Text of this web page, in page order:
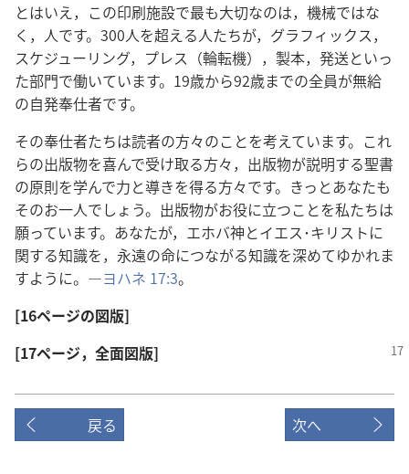
とはいえ，この印刷施設で最も大切なのは，機械ではな
く，人です。300人を超える人たちが，グラフィックス，
スケジューリング，プレス（輪転機），製本，発送といっ
た部門で働いています。19歳から92歳までの全員が無給
の自発奉仕者です。
その奉仕者たちは読者の方々のことを考えています。これ
らの出版物を喜んで受け取る方々，出版物が説明する聖書
の原則を学んで力と導きを得る方々です。きっとあなたも
そのお一人でしょう。出版物がお役に立つことを私たちは
願っています。あなたが，エホバ神とイエス･キリストに
関する知識を，永遠の命につながる知識を深めてゆかれま
すように。―ヨハネ 17:3。
[16ページの図版]
[17ページ，全面図版]
戻る 次へ